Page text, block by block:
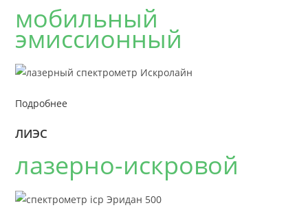
мобильный
эмиссионный
Подробнее
ЛИЭС
лазерно-искровой